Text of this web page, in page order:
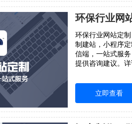
环保行业网站定
制建站，小程序
信端，一站式服
提供咨询建议。
立即查看